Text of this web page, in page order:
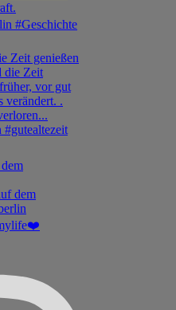
Zeit genießen